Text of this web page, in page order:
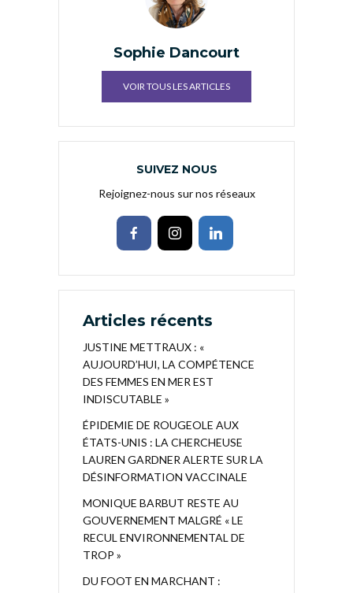
Sophie Dancourt
VOIR TOUS LES ARTICLES
SUIVEZ NOUS
Rejoignez-nous sur nos réseaux
Articles récents
JUSTINE METTRAUX : «
AUJOURD’HUI, LA COMPÉTENCE
DES FEMMES EN MER EST
INDISCUTABLE »
ÉPIDEMIE DE ROUGEOLE AUX
ÉTATS-UNIS : LA CHERCHEUSE
LAUREN GARDNER ALERTE SUR LA
DÉSINFORMATION VACCINALE
MONIQUE BARBUT RESTE AU
GOUVERNEMENT MALGRÉ « LE
RECUL ENVIRONNEMENTAL DE
TROP »
DU FOOT EN MARCHANT :